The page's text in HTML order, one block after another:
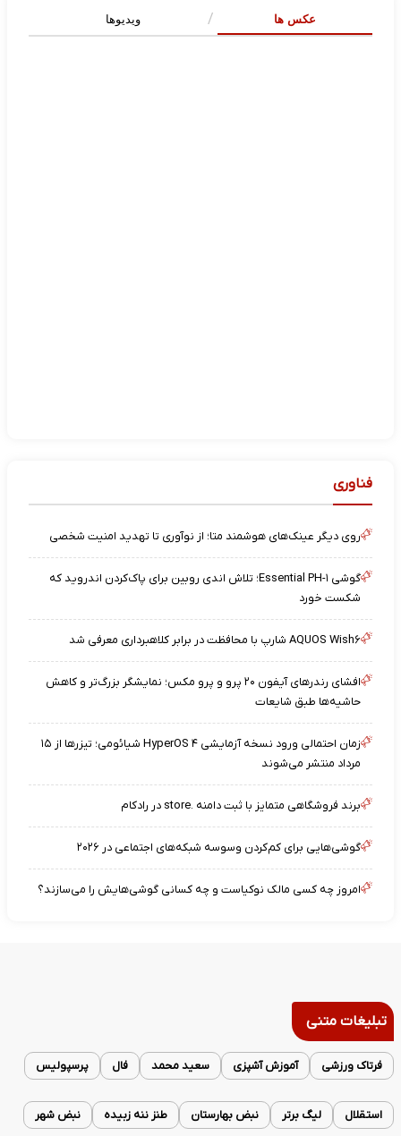
عکس ها ویدیوها
فناوری
روی دیگر عینک‌های هوشمند متا؛ از نوآوری تا تهدید امنیت شخصی
گوشی Essential PH-۱؛ تلاش اندی روبین برای پاک‌کردن اندروید که
شکست خورد
AQUOS Wish۶ شارپ با محافظت در برابر کلاهبرداری معرفی شد
افشای رندرهای آیفون ۲۰ پرو و پرو مکس؛ نمایشگر بزرگ‌تر و کاهش
حاشیه‌ها طبق شایعات
زمان احتمالی ورود نسخه آزمایشی HyperOS ۴ شیائومی؛ تیزرها از ۱۵
مرداد منتشر می‌شوند
برند فروشگاهی متمایز با ثبت دامنه .store در رادکام
گوشی‌هایی برای کم‌کردن وسوسه شبکه‌های اجتماعی در ۲۰۲۶
امروز چه کسی مالک نوکیاست و چه کسانی گوشی‌هایش را می‌سازند؟
تبلیغات متنی
فرتاک ورزشی آموزش آشپزی سعید محمد فال پرسپولیس
استقلال لیگ برتر نبض بهارستان طنز ننه زبیده نبض شهر